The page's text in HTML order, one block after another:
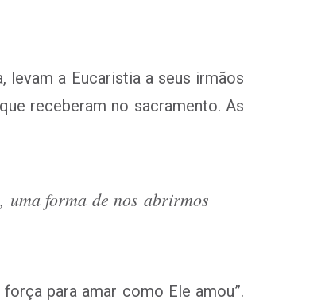
a Eucaristia a seus irmãos
receberam no sacramento. As
uma forma de nos abrirmos
para amar como Ele amou”.